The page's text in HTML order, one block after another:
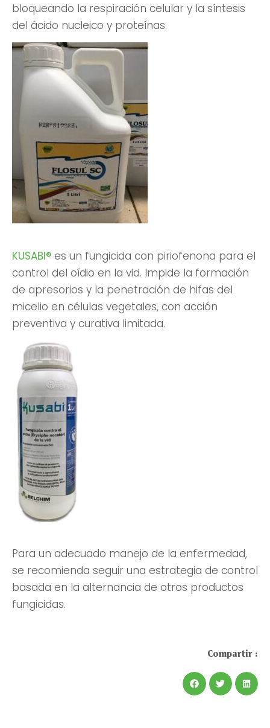
bloqueando la respiración celular y la síntesis
del ácido nucleico y proteínas.
KUSABI® es un fungicida con piriofenona para el
control del oídio en la vid. Impide la formación
de apresorios y la penetración de hifas del
micelio en células vegetales, con acción
preventiva y curativa limitada.
Para un adecuado manejo de la enfermedad,
se recomienda seguir una estrategia de control
basada en la alternancia de otros productos
fungicidas.
Compartir :